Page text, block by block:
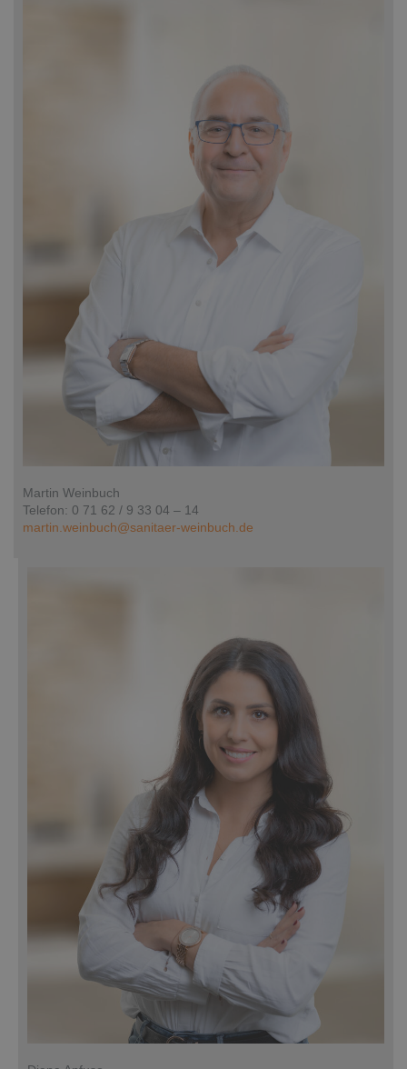
Martin Weinbuch
Telefon: 0 71 62 / 9 33 04 – 14
martin.weinbuch@sanitaer-weinbuch.de